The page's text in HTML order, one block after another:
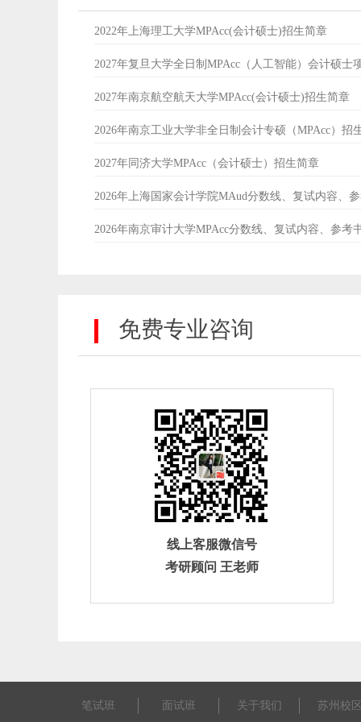
2022年上海理工大学MPAcc(会计硕士)招生简章
2027年复旦大学全日制MPAcc（人工智能）会计硕士
2027年南京航空航天大学MPAcc(会计硕士)招生简章
2026年南京工业大学非全日制会计专硕（MPAcc）招
2027年同济大学MPAcc（会计硕士）招生简章
2026年上海国家会计学院MAud分数线、复试内容、
2026年南京审计大学MPAcc分数线、复试内容、参考
免费专业咨询
线上客服微信号
考研顾问 王老师
笔试班 面试班 关于我们 苏州校